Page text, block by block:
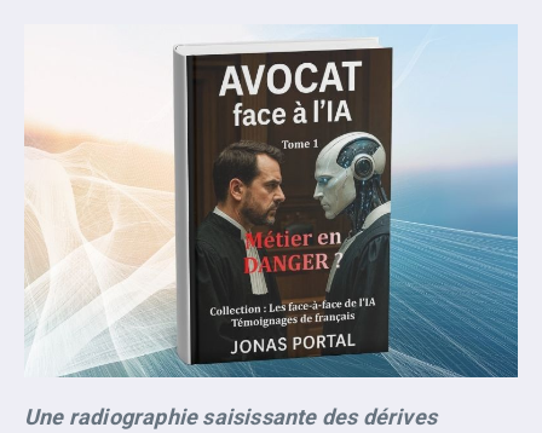
Une radiographie saisissante des dérives